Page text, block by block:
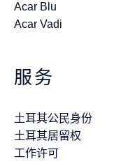
Acar Blu
Acar Vadi
服务
土耳其公民身份
土耳其居留权
工作许可